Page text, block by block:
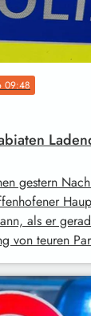
09:48
gestern
als er
von teuren